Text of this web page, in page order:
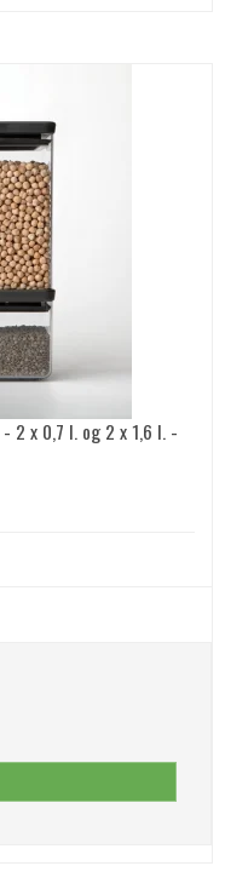
2 x 0,7 l. og 2 x 1,6 l. -